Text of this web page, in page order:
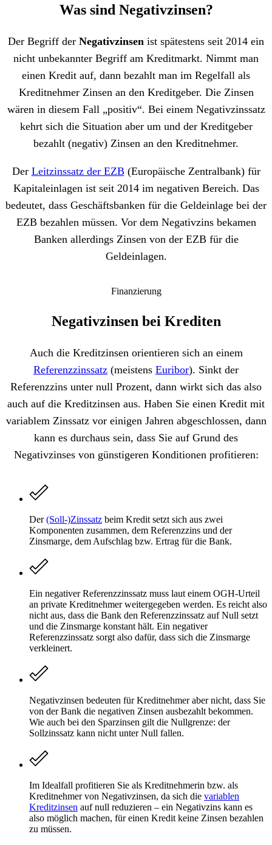
Was sind Negativzinsen?
Der Begriff der Negativzinsen ist spätestens seit 2014 ein
nicht unbekannter Begriff am Kreditmarkt. Nimmt man
einen Kredit auf, dann bezahlt man im Regelfall als
Kreditnehmer Zinsen an den Kreditgeber. Die Zinsen
wären in diesem Fall „positiv“. Bei einem Negativzinssatz
kehrt sich die Situation aber um und der Kreditgeber
bezahlt (negativ) Zinsen an den Kreditnehmer.
Der Leitzinssatz der EZB(Europäische Zentralbank) für
Kapitaleinlagen ist seit 2014 im negativen Bereich. Das
bedeutet, dass Geschäftsbanken für die Geldeinlage bei der
EZB bezahlen müssen. Vor dem Negativzins bekamen
Banken allerdings Zinsen von der EZB für die
Geldeinlagen.
Finanzierung
Negativzinsen bei Krediten
Auch die Kreditzinsen orientieren sich an einem
Referenzzinssatz (meistens Euribor). Sinkt der
Referenzzins unter null Prozent, dann wirkt sich das also
auch auf die Kreditzinsen aus. Haben Sie einen Kredit mit
variablem Zinssatz vor einigen Jahren abgeschlossen, dann
kann es durchaus sein, dass Sie auf Grund des
Negativzinses von günstigeren Konditionen profitieren:
Der(Soll-)Zinssatz beim Kredit setzt sich aus zwei
Komponenten zusammen, dem Referenzzins und der
Zinsmarge, dem Aufschlag bzw. Ertrag für die Bank.
Ein negativer Referenzzinssatz muss laut einem OGH-Urteil
an private Kreditnehmer weitergegeben werden. Es reicht also
nicht aus, dass die Bank den Referenzzinssatz auf Null setzt
und die Zinsmarge konstant hält. Ein negativer
Referenzzinssatz sorgt also dafür, dass sich die Zinsmarge
verkleinert.
Negativzinsen bedeuten für Kreditnehmer aber nicht, dass Sie
von der Bank die negativen Zinsen ausbezahlt bekommen.
Wie auch bei den Sparzinsen gilt die Nullgrenze: der
Sollzinssatz kann nicht unter Null fallen.
Im Idealfall profitieren Sie als Kreditnehmerin bzw. als
Kreditnehmer von Negativzinsen, da sich die variablen
Kreditzinsen auf null reduzieren – ein Negativzins kann es
also möglich machen, für einen Kredit keine Zinsen bezahlen
zu müssen.